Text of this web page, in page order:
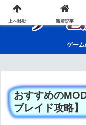
ゲー
おすすめの
ブレイド攻略】
上へ移動 新着記事